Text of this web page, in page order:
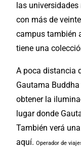
las
con más de
campus también
tiene una
A poca distancia
Gautama
obtener la
lugar donde
También verá
aquí.Operador de